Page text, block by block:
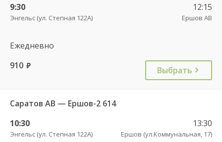
9:30
Энгельс (ул. Степная 122А)
12:15
Ершов АВ
Ежедневно
910 руб. Выбрать
Саратов АВ — Ершов-2 614
10:30
Энгельс (ул. Степная 122А)
13:30
Ершов (ул.Коммунальная, 17)